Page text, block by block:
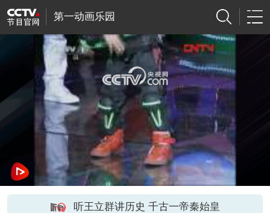
第一动画乐园
网络开小差了，请稍后再试
听王立群讲历史 千古一帝秦始皇